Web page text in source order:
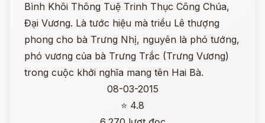
Bình Khôi Thông Tuệ Trinh Thục Công Chúa,
Đại Vương. Là tước hiệu mà triều Lê thượng
phong cho bà Trưng Nhị, nguyên là phó tướng,
phó vương của bà Trưng Trắc (Trưng Vương)
trong cuộc khởi nghĩa mang tên Hai Bà.
08-03-2015
⭐ 4.8